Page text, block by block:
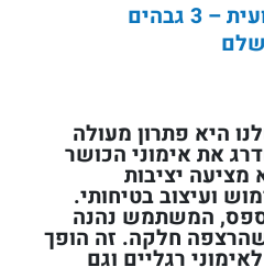
מדרגה אירובית מקצועית – 3 גבהים
היא פתרון מעולה
את אימוני הכושר
מציעה יציבות
ועיצוב בטיחותי.
המשתמש נהנה
חלקה. זה הופך
רגליים וגם